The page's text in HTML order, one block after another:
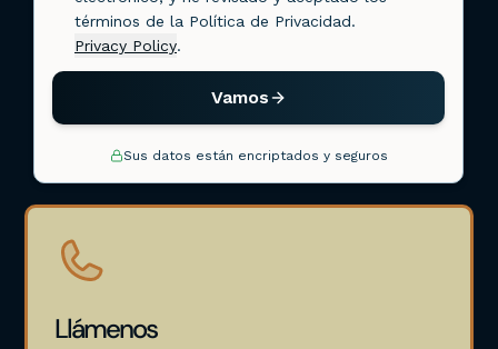
Llámenos